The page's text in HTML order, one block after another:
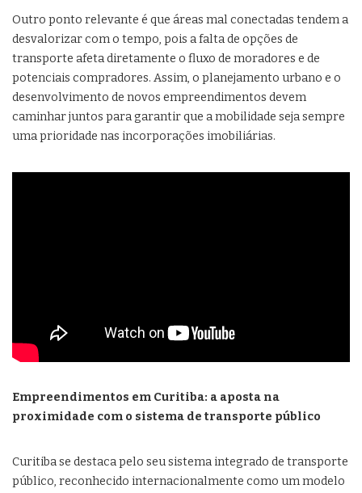
Outro ponto relevante é que áreas mal conectadas tendem a
desvalorizar com o tempo, pois a falta de opções de
transporte afeta diretamente o fluxo de moradores e de
potenciais compradores. Assim, o planejamento urbano e o
desenvolvimento de novos empreendimentos devem
caminhar juntos para garantir que a mobilidade seja sempre
uma prioridade nas incorporações imobiliárias.
Empreendimentos em Curitiba: a aposta na
proximidade com o sistema de transporte público
Curitiba se destaca pelo seu sistema integrado de transporte
público, reconhecido internacionalmente como um modelo